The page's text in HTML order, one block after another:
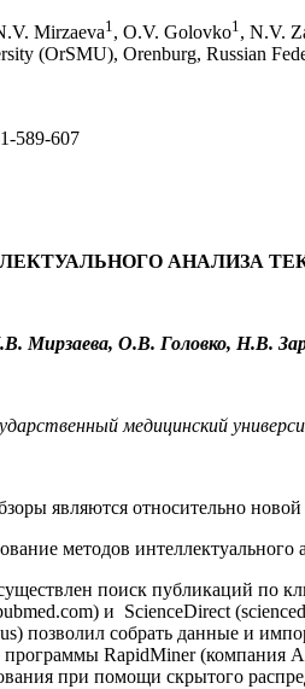
Mirzaeva1 , O.V. Golovko1 , N.V.
(OrSMU), Orenburg, Russian
589-607
АНАЛИЗА
Мирзаева, О.В. Головко, Н.В.
медицинский
являются относительно
методов
поиск публикаций по
и ScienceDirect
позволил собрать данные и
RapidMiner (компания
при помощи скрытого